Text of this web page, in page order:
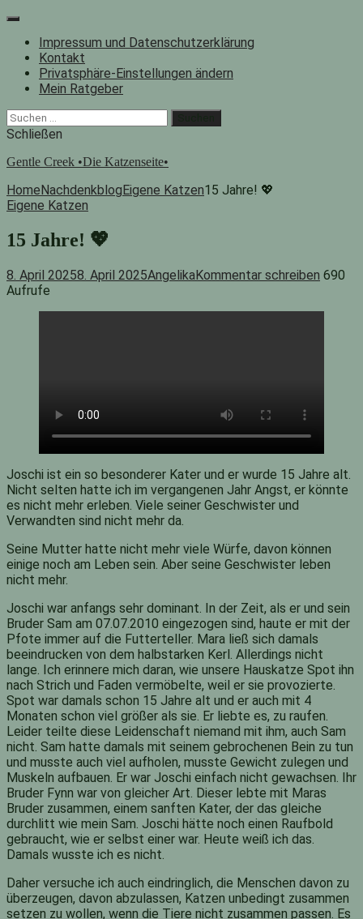
Zum
springenImpressum und Datenschutzerklärung
Kontakt
Privatsphäre-Einstellungen ändern
Mein Ratgeber
Facebook
Instagram
"Suche"-
Button
Suchen
nach:
Schließen
Gentle Creek •Die Katzenseite•
HomeNachdenkblogEigene Katzen15 Jahre! 💖
Eigene Katzen
15 Jahre! 💖
8. April 20258. April 2025AngelikaKommentar schreiben 690
Aufrufe
Joschi ist ein so besonderer Kater und er wurde 15 Jahre alt.
Nicht selten hatte ich im vergangenen Jahr Angst, er könnte
es nicht mehr erleben. Viele seiner Geschwister und
Verwandten sind nicht mehr da.
Seine Mutter hatte nicht mehr viele Würfe, davon können
einige noch am Leben sein. Aber seine Geschwister leben
nicht mehr.
Joschi war anfangs sehr dominant. In der Zeit, als er und sein
Bruder Sam am 07.07.2010 eingezogen sind, haute er mit der
Pfote immer auf die Futterteller. Mara ließ sich damals
beeindrucken von dem halbstarken Kerl. Allerdings nicht
lange. Ich erinnere mich daran, wie unsere Hauskatze Spot ihn
nach Strich und Faden vermöbelte, weil er sie provozierte.
Spot war damals schon 15 Jahre alt und er auch mit 4
Monaten schon viel größer als sie. Er liebte es, zu raufen.
Leider teilte diese Leidenschaft niemand mit ihm, auch Sam
nicht. Sam hatte damals mit seinem gebrochenen Bein zu tun
und musste auch viel aufholen, musste Gewicht zulegen und
Muskeln aufbauen. Er war Joschi einfach nicht gewachsen. Ihr
Bruder Fynn war von gleicher Art. Dieser lebte mit Maras
Bruder zusammen, einem sanften Kater, der das gleiche
durchlitt wie mein Sam. Joschi hätte noch einen Raufbold
gebraucht, wie er selbst einer war. Heute weiß ich das.
Damals wusste ich es nicht.
Daher versuche ich auch eindringlich, die Menschen davon zu
überzeugen, davon abzulassen, Katzen unbedingt zusammen
setzen zu wollen, wenn die Tiere nicht zusammen passen. Es